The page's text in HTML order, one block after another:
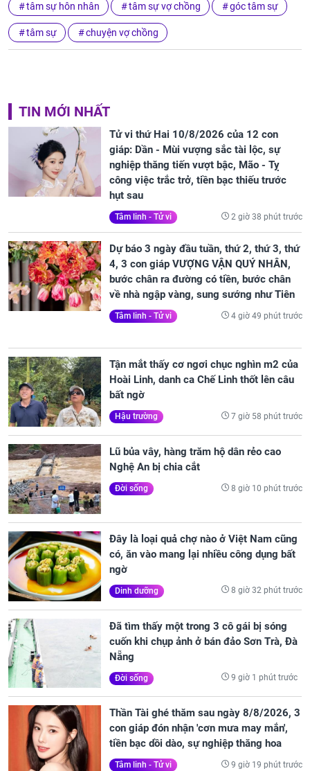
tâm sự hôn nhân tâm sự vợ chồng góc tâm sự
tâm sự chuyện vợ chồng
TIN MỚI NHẤT
Tử vi thứ Hai 10/8/2026 của 12 con
giáp: Dần - Mùi vượng sắc tài lộc, sự
nghiệp thăng tiến vượt bậc, Mão - Tỵ
công việc trắc trở, tiền bạc thiếu trước
hụt sau
Tâm linh - Tử vi 2 giờ 38 phút trước
Dự báo 3 ngày đầu tuần, thứ 2, thứ 3, thứ
4, 3 con giáp VƯỢNG VẬN QUÝ NHÂN,
bước chân ra đường có tiền, bước chân
về nhà ngập vàng, sung sướng như Tiên
Tâm linh - Tử vi 4 giờ 49 phút trước
Tận mắt thấy cơ ngơi chục nghìn m2 của
Hoài Linh, danh ca Chế Linh thốt lên câu
bất ngờ
Hậu trường 7 giờ 58 phút trước
Lũ bủa vây, hàng trăm hộ dân rẻo cao
Nghệ An bị chia cắt
Đời sống 8 giờ 10 phút trước
Đây là loại quả chợ nào ở Việt Nam cũng
có, ăn vào mang lại nhiều công dụng bất
ngờ
Dinh dưỡng 8 giờ 32 phút trước
Đã tìm thấy một trong 3 cô gái bị sóng
cuốn khi chụp ảnh ở bán đảo Sơn Trà, Đà
Nẵng
Đời sống 9 giờ 1 phút trước
Thần Tài ghé thăm sau ngày 8/8/2026, 3
con giáp đón nhận 'cơn mưa may mắn',
tiền bạc dồi dào, sự nghiệp thăng hoa
Tâm linh - Tử vi 9 giờ 19 phút trước